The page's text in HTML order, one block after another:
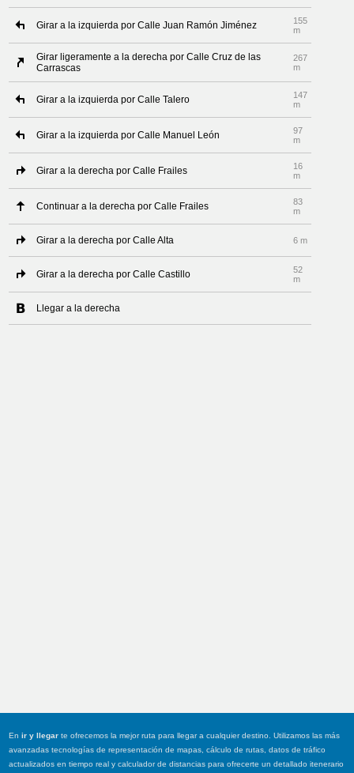
Girar a la izquierda por Calle Juan Ramón Jiménez
155
m
Girar ligeramente a la derecha por Calle Cruz de las
Carrascas
267
m
Girar a la izquierda por Calle Talero
147
m
Girar a la izquierda por Calle Manuel León
97
m
Girar a la derecha por Calle Frailes
16
m
Continuar a la derecha por Calle Frailes
83
m
Girar a la derecha por Calle Alta 6 m
Girar a la derecha por Calle Castillo
52
m
Llegar a la derecha
Enir y llegar te ofrecemos la mejor ruta para llegar a cualquier destino. Utilizamos las más
avanzadas tecnologías de representación de mapas, cálculo de rutas, datos de tráfico
actualizados en tiempo real y calculador de distancias para ofrecerte un detallado itenerario